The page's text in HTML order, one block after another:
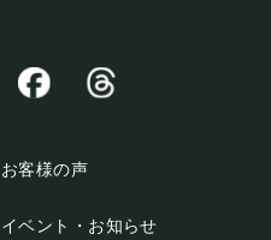
お客様の声
イベント・お知らせ